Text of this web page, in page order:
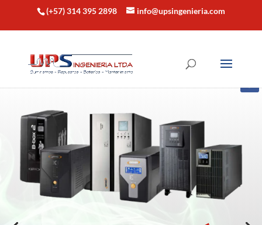
(+57) 314 395 2898 info@upsingenieria.com